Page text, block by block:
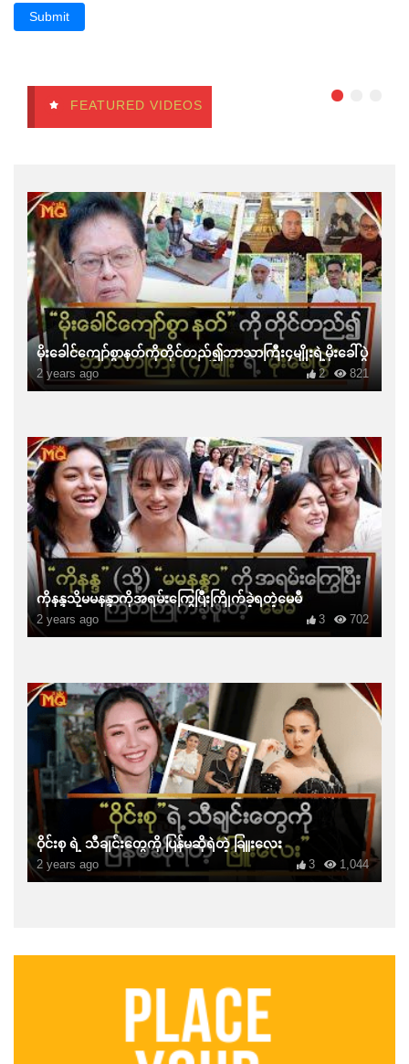
Submit
FEATURED VIDEOS
မိုးခေါင်ကျော်စွာနတ်ကိုတိုင်တည်၍ဘာသာကြီး၄မျိုးရဲ့မိုးခေါ်ပွဲ
2 years ago 821
2
ကိုနန္ဒသို့မမနန္ဒာကိုအရမ်းကြွေပြီးကြိုက်ခဲ့ရတဲ့မေမီ
2 years ago 702
3
ဝိုင်းစု ရဲ့ သီချင်းတွေကို ပြန်မဆိုရဲတဲ့ ခြူးလေး
2 years ago 1,044
3